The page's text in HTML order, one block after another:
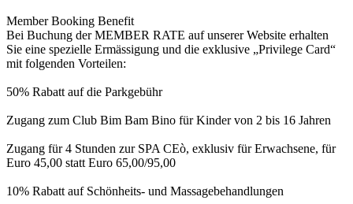
Member Booking Benefit
Bei Buchung der MEMBER RATE auf unserer Website erhalten
Sie eine spezielle Ermässigung und die exklusive „Privilege Card“
mit folgenden Vorteilen:
50% Rabatt auf die Parkgebühr
Zugang zum Club Bim Bam Bino für Kinder von 2 bis 16 Jahren
Zugang für 4 Stunden zur SPA CEò, exklusiv für Erwachsene, für
Euro 45,00 statt Euro 65,00/95,00
10% Rabatt auf Schönheits- und Massagebehandlungen